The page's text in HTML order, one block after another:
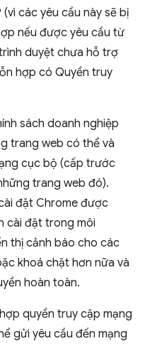
các yêu cầu này sẽ bị
nếu được yêu cầu từ
duyệt chưa hỗ trợ
hợp có Quyền truy
sách doanh nghiệp
trang web có thể và
cục bộ (cấp trước
trang web đó).
đặt Chrome được
cài đặt trong môi
thị cảnh báo cho các
khoá chặt hơn nữa và
hoàn toàn.
quyền truy cập mạng
gửi yêu cầu đến mạng